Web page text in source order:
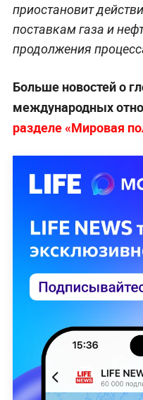
приостановит
поставкам газа и
продолжения
Больше новостей о
международных
разделе «Мировая